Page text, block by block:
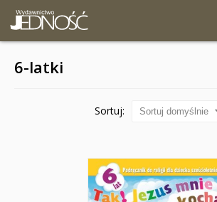
Puzzle
Wielki Post i Wielkanoc
6-latki
Sortuj: